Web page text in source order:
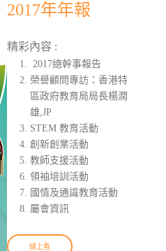
2017年年報
精彩內容 :
2017總幹事報告
榮譽顧問專訪：香港特
區政府教育局局長楊潤
雄,JP
STEM 教育活動
創新創業活動
教師支援活動
領袖培訓活動
國情及通識教育活動
屬會資訊
線上看